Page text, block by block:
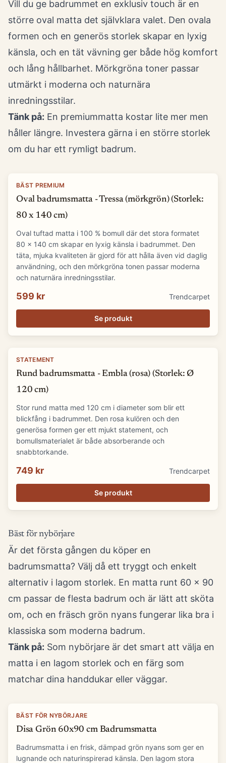
Vill du ge badrummet en exklusiv touch är en
större oval matta det självklara valet. Den ovala
formen och en generös storlek skapar en lyxig
känsla, och en tät vävning ger både hög komfort
och lång hållbarhet. Mörkgröna toner passar
utmärkt i moderna och naturnära
inredningsstilar.
Tänk på: En premiummatta kostar lite mer men
håller längre. Investera gärna i en större storlek
om du har ett rymligt badrum.
BÄST PREMIUM
Oval badrumsmatta - Tressa (mörkgrön) (Storlek:
80 x 140 cm)
Oval tuftad matta i 100 % bomull där det stora formatet
80 x 140 cm skapar en lyxig känsla i badrummet. Den
täta, mjuka kvaliteten är gjord för att hålla även vid daglig
användning, och den mörkgröna tonen passar moderna
och naturnära inredningsstilar.
599 kr Trendcarpet
Se produkt
STATEMENT
Rund badrumsmatta - Embla (rosa) (Storlek: Ø
120 cm)
Stor rund matta med 120 cm i diameter som blir ett
blickfång i badrummet. Den rosa kulören och den
generösa formen ger ett mjukt statement, och
bomullsmaterialet är både absorberande och
snabbtorkande.
749 kr Trendcarpet
Se produkt
Bäst för nybörjare
Är det första gången du köper en
badrumsmatta? Välj då ett tryggt och enkelt
alternativ i lagom storlek. En matta runt 60 x 90
cm passar de flesta badrum och är lätt att sköta
om, och en fräsch grön nyans fungerar lika bra i
klassiska som moderna badrum.
Tänk på: Som nybörjare är det smart att välja en
matta i en lagom storlek och en färg som
matchar dina handdukar eller väggar.
BÄST FÖR NYBÖRJARE
Disa Grön 60x90 cm Badrumsmatta
Badrumsmatta i en frisk, dämpad grön nyans som ger en
lugnande och naturinspirerad känsla. Den lagom stora